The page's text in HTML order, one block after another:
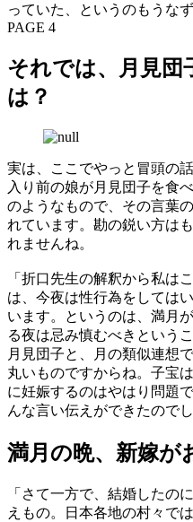
っていた、というのもうなず
PAGE 4
それでは、月見団
は？
実は、ここでやっと冒頭の
入り前の娘が月見団子を食
のようなもので、その言葉
れています。勘の鋭い方は
れませんね。
「折口先生の解釈から私は
は、今夜は性行為をしては
います。というのは、満月
る夜は忌み慎むべきという
月見団子と、月の類似連想
丸いものですからね。子宝
に妊娠するのはやはり問題
んな言い伝えができたのでし
満月の晩、新嫁が
「さて一方で、結婚したの
えもの。日本各地の村々で